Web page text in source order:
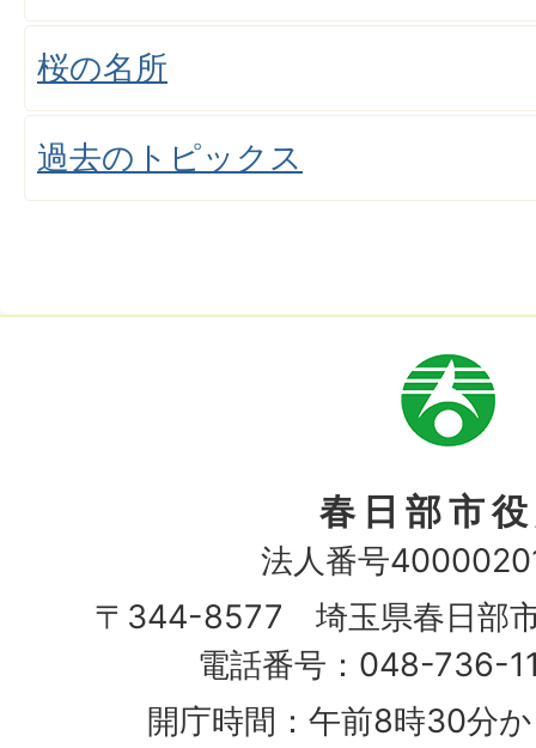
桜の名所
過去のトピックス
市
章
春日部市
法人番号
〒344-8577 埼玉県春日部
電話番号：048-736-
開庁時間：午前8時30分